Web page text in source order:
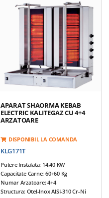
Motor Reversibil, Amplasat In Partea
Inferioara
Tepusa Mobila
Tava Sustinere Carne Reglabila Pe 3
Arzatoarele Se Pot Apropia De Carne
Greutate Echipamente: 45 Kg
*Accesorii Incluse:Aripioare Si Tava
APARAT SHAORMA KEBAB
ELECTRIC KALITEGAZ CU 4+4
ARZATOARE
DISPONIBIL LA COMANDA
KLG171T
Putere Instalata: 14.40 KW
Capacitate Carne: 60+60 Kg
Numar Arzatoare: 4+4
Structura: Otel-Inox AISI-310 Cr-Ni